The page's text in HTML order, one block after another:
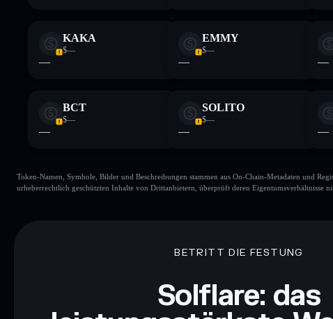
KAKA
$—
—
EMMY
$—
— —
BCT
$—
—
SOLITO
$—
— —
Token-Namen, Symbole, Bilder und Beschreibungen stammen aus On-Chain-Metadaten und
urheberrechtlich geschützten Inhalte von Drittanbietern, überprüft deren Eigentumsverhältnisse
BETRITT DIE FESTUNG
Solflare: das